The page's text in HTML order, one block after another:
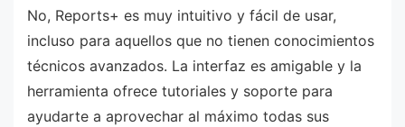
No, Reports+ es muy intuitivo y fácil de usar,
incluso para aquellos que no tienen conocimientos
técnicos avanzados. La interfaz es amigable y la
herramienta ofrece tutoriales y soporte para
ayudarte a aprovechar al máximo todas sus